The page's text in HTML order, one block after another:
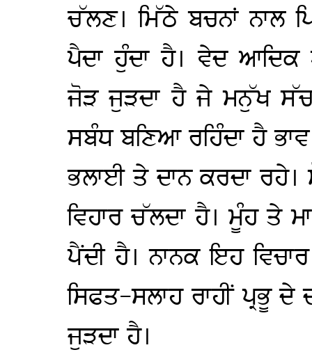
ਚੱਲਣ। ਮਿੱਠੇ ਬਚਨਾਂ ਨਾਲ
ਪੈਦਾ ਹੁੰਦਾ ਹੈ। ਵੇਦ
ਜੋੜ ਜੁੜਦਾ ਹੈ ਜੇ ਮਨੁੱਖ
ਸਬੰਧ ਬਣਿਆ ਰਹਿੰਦਾ ਹੈ
ਭਲਾਈ ਤੇ ਦਾਨ ਕਰਦਾ
ਵਿਹਾਰ ਚੱਲਦਾ ਹੈ। ਮੂੰਹ ਤੇ
ਪੈਂਦੀ ਹੈ। ਨਾਨਕ ਇਹ
ਸਿਫਤ-ਸਲਾਹ ਰਾਹੀਂ ਪ੍ਰਭੂ
ਜੁੜਦਾ ਹੈ।